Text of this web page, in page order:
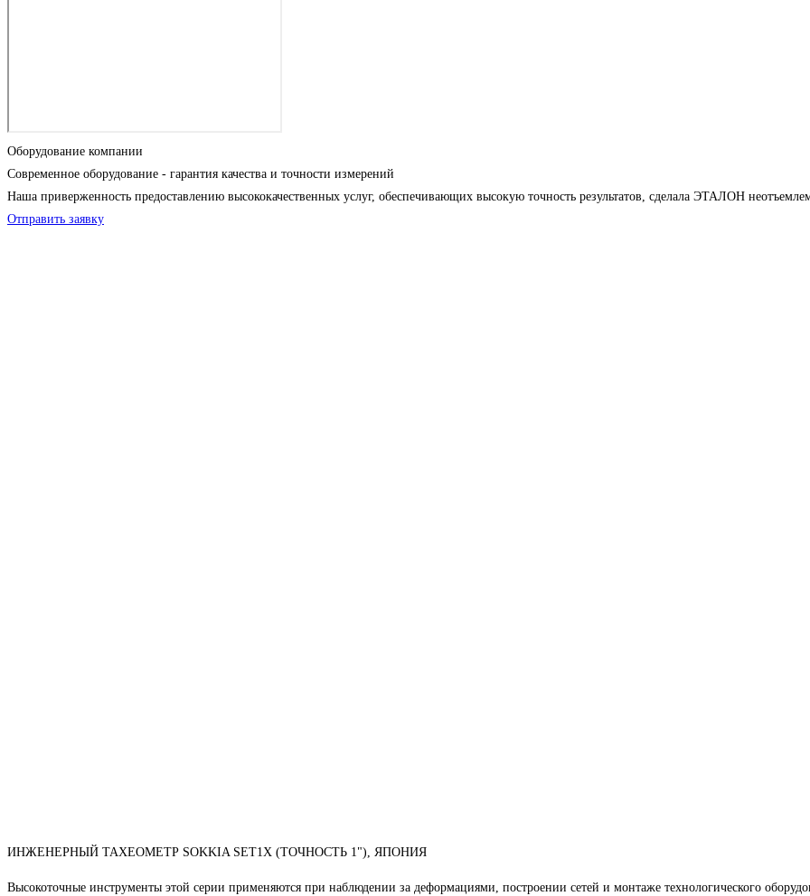
Оборудование компании
Современное оборудование - гарантия качества и точности измерений
Наша приверженность предоставлению высококачественных услуг, обеспечивающих высокую точность результатов, сделала ЭТАЛОН
Отправить заявку
ИНЖЕНЕРНЫЙ ТАХЕОМЕТР SOKKIA SET1X (ТОЧНОСТЬ 1"), ЯПОНИЯ
Высокоточные инструменты этой серии применяются при наблюдении за деформациями, построении сетей и монтаже технологического